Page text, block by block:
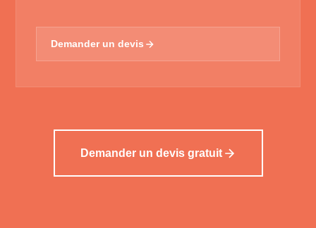
Demander un devis
Demander un devis gratuit